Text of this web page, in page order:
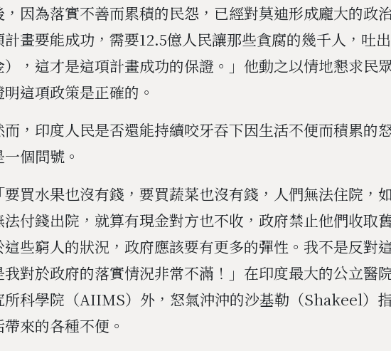
，因為落實不善而累積的民怨，已經對莫迪形成龐大的政
計畫要能成功，需要12.5億人民讓那些貪腐的幾千人，吐
），這才是這項計畫成功的保證。」他動之以情地懇求民
明這項政策是正確的。
而，印度人民是否還能持續咬牙吞下因生活不便而積累的
一個問號。
「要買水果也沒有錢，要買蔬菜也沒有錢，人們無法住院，
法付錢出院，就算有現金對方也不收，政府禁止他們收取
這些窮人的狀況，政府應該要有更多的彈性。我不是反對
我對於政府的落實情況非常不滿！」在印度最大的公立醫
所科學院（AIIMS）外，怒氣沖沖的沙基勒（Shakeel）
帶來的各種不便。